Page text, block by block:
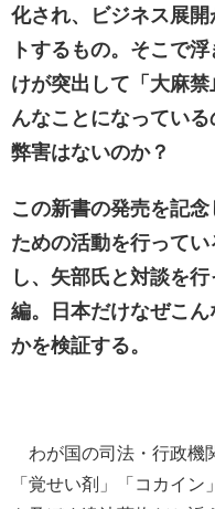
化され、ビジネス展
トするもの。そこで
けが突出して「大麻
んなことになってい
弊害はないのか？
この新書の発売を記
ための活動を行って
し、矢部氏と対談を
編。日本だけなぜこ
かを検証する。
わが国の司法・行政機
「覚せい剤」「コカイ